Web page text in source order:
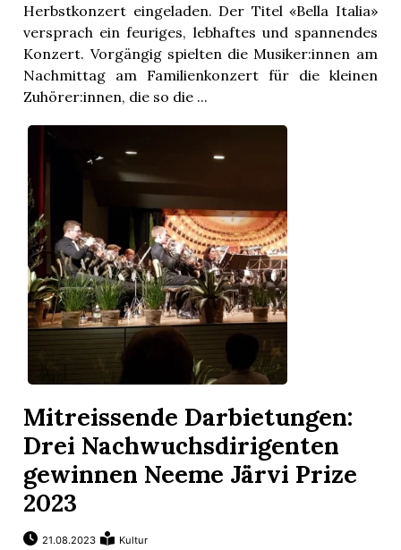
Herbstkonzert eingeladen. Der Titel «Bella Italia»
versprach ein feuriges, lebhaftes und spannendes
Konzert. Vorgängig spielten die Musiker:innen am
Nachmittag am Familienkonzert für die kleinen
Zuhörer:innen, die so die ...
Mitreissende Darbietungen:
Drei Nachwuchsdirigenten
gewinnen Neeme Järvi Prize
2023
21.08.2023 Kultur